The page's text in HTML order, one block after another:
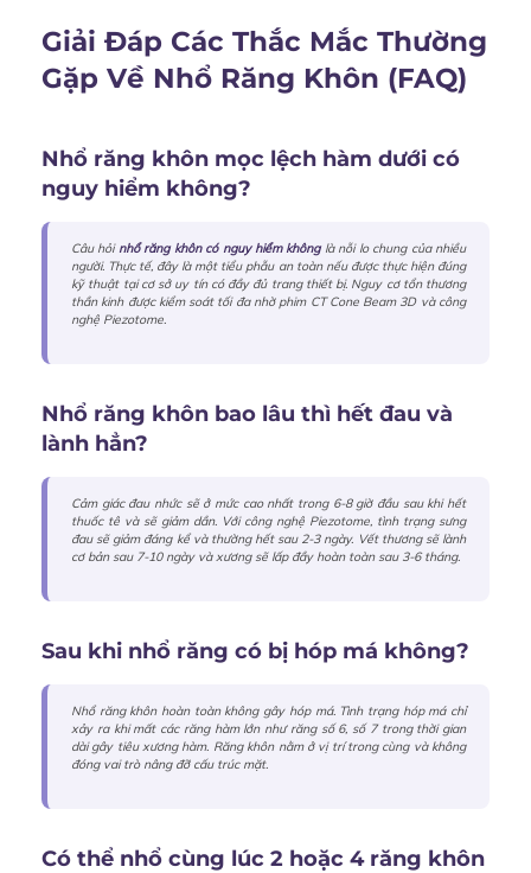
Giải Đáp Các Thắc Mắc Thường
Gặp Về Nhổ Răng Khôn (FAQ)
Nhổ răng khôn mọc lệch hàm dưới có
nguy hiểm không?
Câu hỏi nhổ răng khôn có nguy hiểm khônglà nỗi lo chung của nhiều
người. Thực tế, đây là một tiểu phẫu an toàn nếu được thực hiện đúng
kỹ thuật tại cơ sở uy tín có đầy đủ trang thiết bị. Nguy cơ tổn thương
thần kinh được kiểm soát tối đa nhờ phim CT Cone Beam 3D và công
nghệ Piezotome.
Nhổ răng khôn bao lâu thì hết đau và
lành hẳn?
Cảm giác đau nhức sẽ ở mức cao nhất trong 6-8 giờ đầu sau khi hết
thuốc tê và sẽ giảm dần. Với công nghệ Piezotome, tình trạng sưng
đau sẽ giảm đáng kể và thường hết sau 2-3 ngày. Vết thương sẽ lành
cơ bản sau 7-10 ngày và xương sẽ lấp đầy hoàn toàn sau 3-6 tháng.
Sau khi nhổ răng có bị hóp má không?
Nhổ răng khôn hoàn toàn không gây hóp má. Tình trạng hóp má chỉ
xảy ra khi mất các răng hàm lớn như răng số 6, số 7 trong thời gian
dài gây tiêu xương hàm. Răng khôn nằm ở vị trí trong cùng và không
đóng vai trò nâng đỡ cấu trúc mặt.
Có thể nhổ cùng lúc 2 hoặc 4 răng khôn